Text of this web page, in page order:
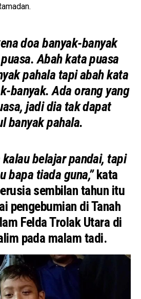
doa banyak-banyak
Abah kata puasa
pahala tapi abah kata
banyak. Ada orang yang
jadi dia tak dapat
banyak pahala.
kalau belajar pandai, tapi
bapa tiada guna,”kata
sembilan tahun itu
pengebumian di Tanah
Felda Trolak Utara di
pada malam tadi.